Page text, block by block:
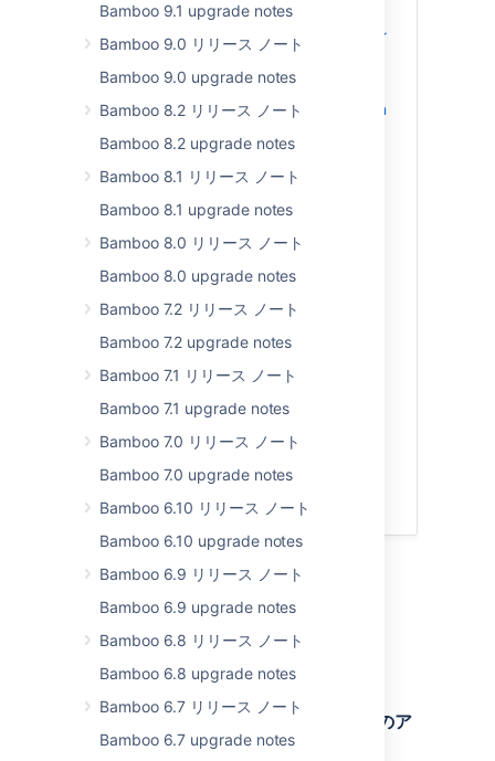
Bamboo 9.1 upgrade notes
Bamboo 9.0 リリース ノート
Bamboo 9.0 upgrade notes
Bamboo 8.2 リリース ノート
Bamboo 8.2 upgrade notes
Bamboo 8.1 リリース ノート
Bamboo 8.1 upgrade notes
Bamboo 8.0 リリース ノート
Bamboo 8.0 upgrade notes
Bamboo 7.2 リリース ノート
Bamboo 7.2 upgrade notes
Bamboo 7.1 リリース ノート
Bamboo 7.1 upgrade notes
Bamboo 7.0 リリース ノート
Bamboo 7.0 upgrade notes
Bamboo 6.10 リリース ノート
Bamboo 6.10 upgrade notes
Bamboo 6.9 リリース ノート
Bamboo 6.9 upgrade notes
Bamboo 6.8 リリース ノート
Bamboo 6.8 upgrade notes
Bamboo 6.7 リリース ノート
Bamboo 6.7 upgrade notes
新しい既定のエンドポイント
セキュリティ アノテーション
concurrent builds
Improved GitHub integration
AWS IMDSv2 support for
Elastic Agents
Enhanced encryption for
Bamboo Server-Agent
Simplified test case
processing
Build number modification
許可リストを設定する
Triggering a build after a
successful deployment
Bamboo 10.0
既知の問題
解決済みの課題
Bamboo 10.0.0
Here's what's new in Bamboo 10.0.0.
Atlassian Data Center Platform 7 へのア
ップグレード